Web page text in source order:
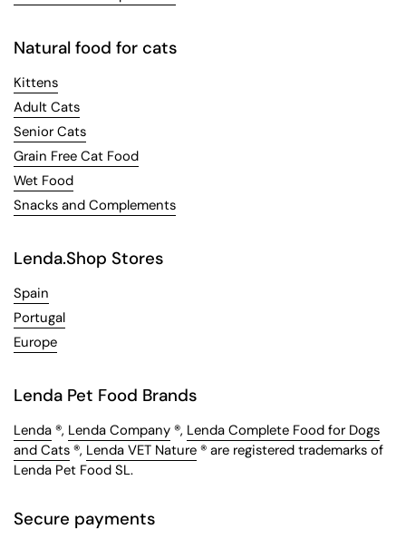
Natural food for cats
Kittens
Adult Cats
Senior Cats
Grain Free Cat Food
Wet Food
Snacks and Complements
Lenda.Shop Stores
Spain
Portugal
Europe
Lenda Pet Food Brands
Lenda ®, Lenda Company ®, Lenda Complete Food for Dogs
and Cats ®, Lenda VET Nature ® are registered trademarks of
Lenda Pet Food SL.
Secure payments